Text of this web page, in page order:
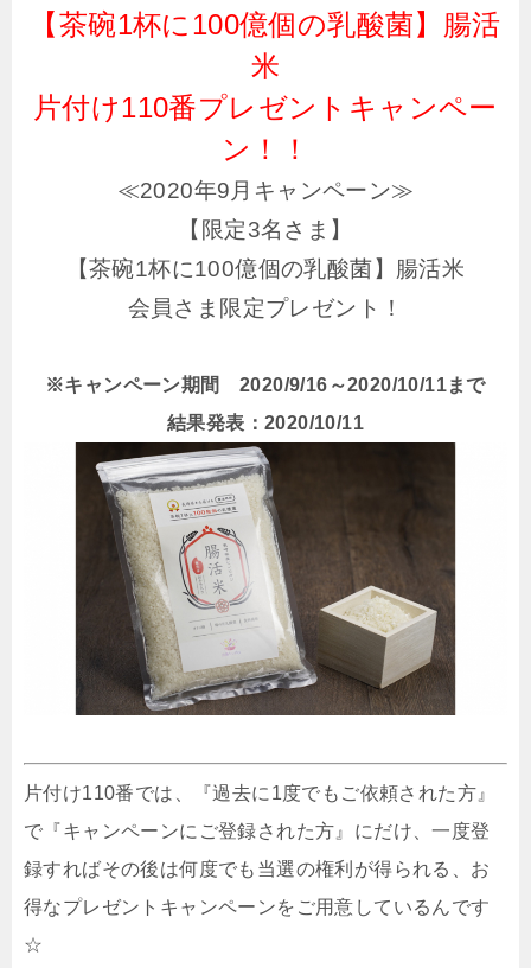
【茶碗1杯に100億個の乳酸菌】腸活
米
片付け110番プレゼントキャンペー
ン！！
≪2020年9月キャンペーン≫
【限定3名さま】
【茶碗1杯に100億個の乳酸菌】腸活米
会員さま限定プレゼント！
※キャンペーン期間 2020/9/16～2020/10/11まで
結果発表：2020/10/11
片付け110番では、『過去に1度でもご依頼された方』
で『キャンペーンにご登録された方』にだけ、一度登
録すればその後は何度でも当選の権利が得られる、お
得なプレゼントキャンペーンをご用意しているんです
☆